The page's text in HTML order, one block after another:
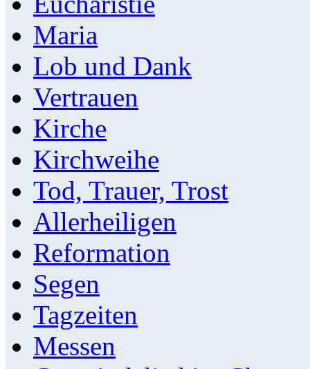
Maria
Lob und Dank
Vertrauen
Kirche
Kirchweihe
Tod, Trauer, Trost
Allerheiligen
Reformation
Segen
Tagzeiten
Messen